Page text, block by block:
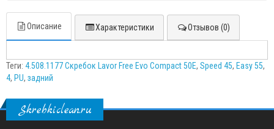
Описание Характеристики Отзывов (0)
Теги: 4.508.1177 Скребок Lavor Free Evo Compact 50E, Speed 45, Easy 55,
4, PU, задний
Skrebkiclean.ru